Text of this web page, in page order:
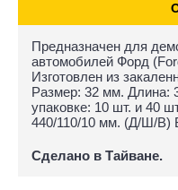
Предназначен для
автомобилей Форд
Изготовлен из
Размер: 32 мм. Длина:
упаковке: 10 шт. и 40
440/110/10 мм. (Д/Ш/В)
Сделано в Тайване.